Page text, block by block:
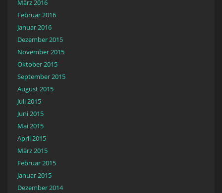
März 2016
Februar 2016
Januar 2016
Dezember 2015
November 2015
Oktober 2015
September 2015
August 2015
Juli 2015
Juni 2015
Mai 2015
April 2015
März 2015
Februar 2015
Januar 2015
Dezember 2014